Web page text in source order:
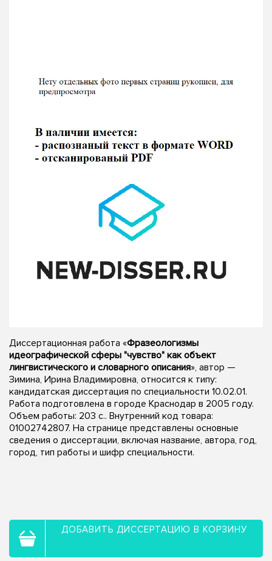
Диссертационная работа «Фразеологизмы
идеографической сферы "чувство" как объект
лингвистического и словарного описания», автор —
Зимина, Ирина Владимировна, относится к типу:
кандидатская диссертация по специальности 10.02.01.
Работа подготовлена в городе Краснодар в 2005 году.
Объем работы: 203 с.. Внутренний код товара:
01002742807. На странице представлены основные
сведения о диссертации, включая название, автора, год,
город, тип работы и шифр специальности.
ДОБАВИТЬ ДИССЕРТАЦИЮ В КОРЗИНУ